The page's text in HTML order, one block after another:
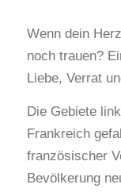
Wenn dein
noch trauen?
Liebe, Verrat
Die Gebiete
Frankreich
französischer
Bevölkerung